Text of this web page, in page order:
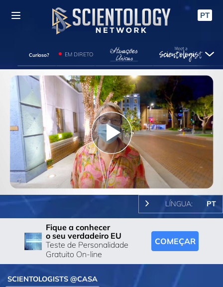
PT
Curioso? EM DIRETO
Play
Video
LÍNGUA: PT
Fique a conhecer
o seu verdadeiro EU
Teste de Personalidade
Gratuito On-line
COMEÇAR
SCIENTOLOGISTS @CASA